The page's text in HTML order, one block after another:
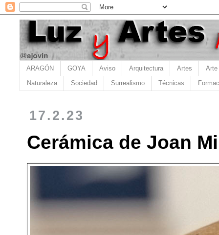
ARAGÓN GOYA Aviso Arquitectura Artes Arte
Naturaleza Sociedad Surrealismo Técnicas
17.2.23
Cerámica de Joan